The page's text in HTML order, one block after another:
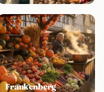
Frankenberg